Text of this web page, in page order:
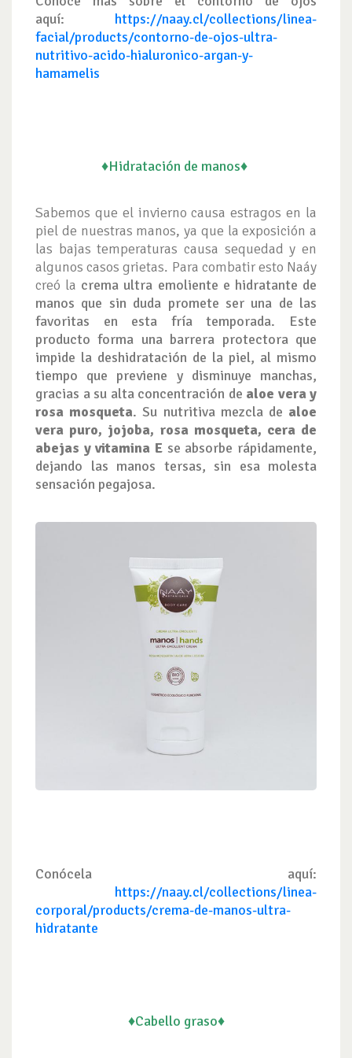
aquí: https://naay.cl/collections/linea-
facial/products/contorno-de-ojos-ultra-
nutritivo-acido-hialuronico-argan-y-
hamamelis
♦Hidratación de manos♦
Sabemos que el invierno causa estragos en la
piel de nuestras manos, ya que la exposición a
las bajas temperaturas causa sequedad y en
algunos casos grietas. Para combatir esto Naáy
creó la crema ultra emoliente e hidratante de
manos que sin duda promete ser una de las
favoritas en esta fría temporada. Este
producto forma una barrera protectora que
impide la deshidratación de la piel, al mismo
tiempo que previene y disminuye manchas,
gracias a su alta concentración de aloe vera y
rosa mosqueta. Su nutritiva mezcla de aloe
vera puro, jojoba, rosa mosqueta, cera de
abejas y vitamina E se absorbe rápidamente,
dejando las manos tersas, sin esa molesta
sensación pegajosa.
Conócela aquí:
https://naay.cl/collections/linea-
corporal/products/crema-de-manos-ultra-
hidratante
♦Cabello graso♦